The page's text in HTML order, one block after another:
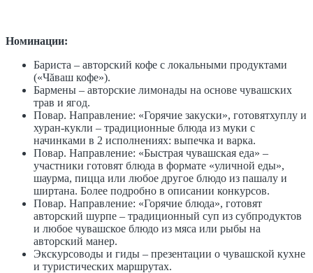
Номинации:
Бариста – авторский кофе с локальными продуктами
(«Чăваш кофе»).
Бармены – авторские лимонады на основе чувашских
трав и ягод.
Повар. Направление: «Горячие закуски», готовятхуплу и
хуран-кукли – традиционные блюда из муки с
начинками в 2 исполнениях: выпечка и варка.
Повар. Направление: «Быстрая чувашская еда» –
участники готовят блюда в формате «уличной еды»,
шаурма, пицца или любое другое блюдо из пашалу и
ширтана. Более подробно в описании конкурсов.
Повар. Направление: «Горячие блюда», готовят
авторский шурпе – традиционный суп из субпродуктов
и любое чувашское блюдо из мяса или рыбы на
авторский манер.
Экскурсоводы и гиды – презентации о чувашской кухне
и туристических маршрутах.